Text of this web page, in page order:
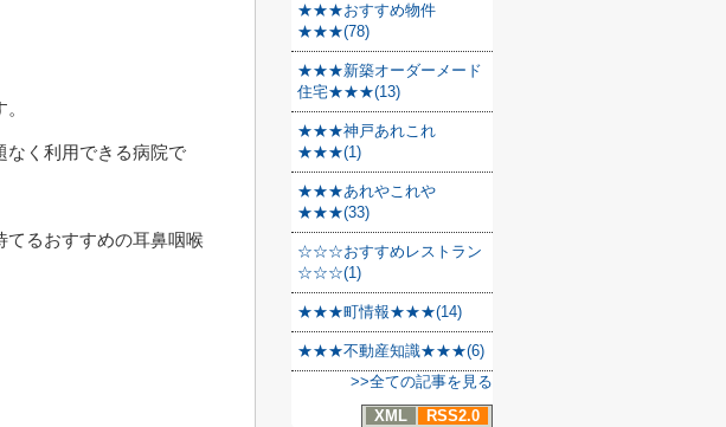
なく利用できる病院で
てるおすすめの耳鼻咽喉
★★★おすすめ物件
★★★(78)
★★★新築オーダーメード
住宅★★★(13)
★★★神戸あれこれ
★★★(1)
★★★あれやこれや
★★★(33)
☆☆☆おすすめレストラン
☆☆☆(1)
★★★町情報★★★(14)
★★★不動産知識★★★(6)
>>全ての記事を見る
XML
RSS2.0